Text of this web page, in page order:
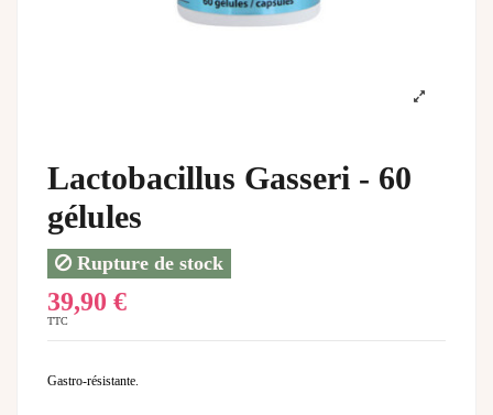
Lactobacillus Gasseri - 60
gélules
Rupture de stock
39,90 €
TTC
Gastro-résistante.